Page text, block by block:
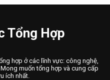
Tổng Hợp
hợp ở các lĩnh vực: công nghệ,
muốn tổng hợp và cung cấp
ích nhất.